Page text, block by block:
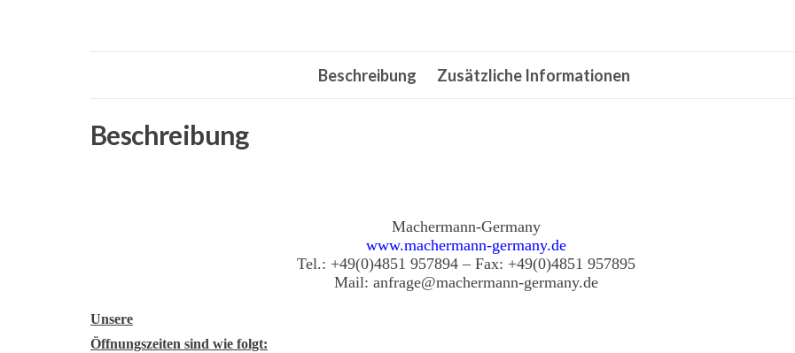
Doppelzahnriemen
DS8
Beschreibung Zusätzliche Informationen
Beschreibung
Machermann-Germany
www.machermann-germany.de
Tel.: +49(0)4851 957894 – Fax: +49(0)4851 957895
Mail: anfrage@machermann-germany.de
Unsere
Öffnungszeiten sind wie folgt: